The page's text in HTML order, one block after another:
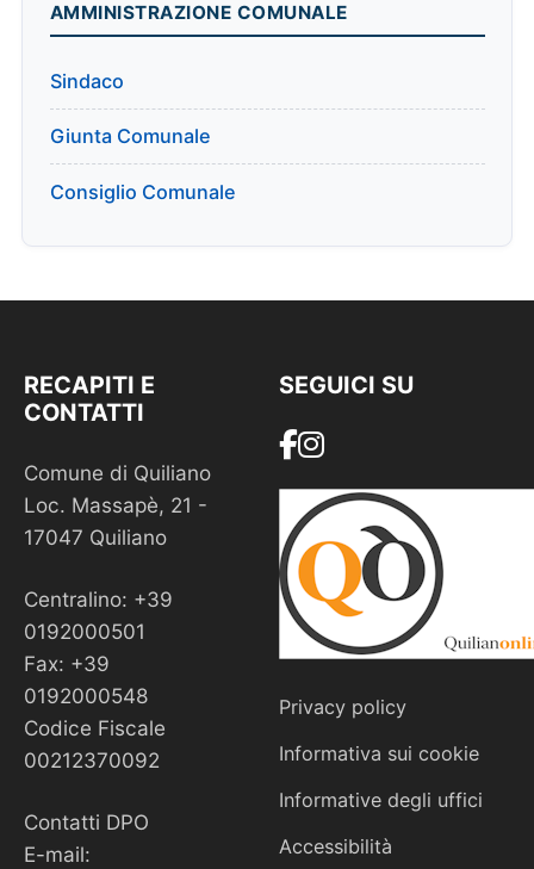
AMMINISTRAZIONE COMUNALE
Sindaco
Giunta Comunale
Consiglio Comunale
RECAPITI E
CONTATTI
Comune di Quiliano
Loc. Massapè, 21 -
17047 Quiliano
Centralino: +39
0192000501
Fax: +39
0192000548
Codice Fiscale
00212370092
Contatti DPO
E-mail:
SEGUICI SU
Privacy policy
Informativa sui cookie
Informative degli uffici
Accessibilità